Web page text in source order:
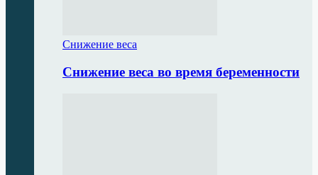
Снижение веса
Снижение веса во время беременности